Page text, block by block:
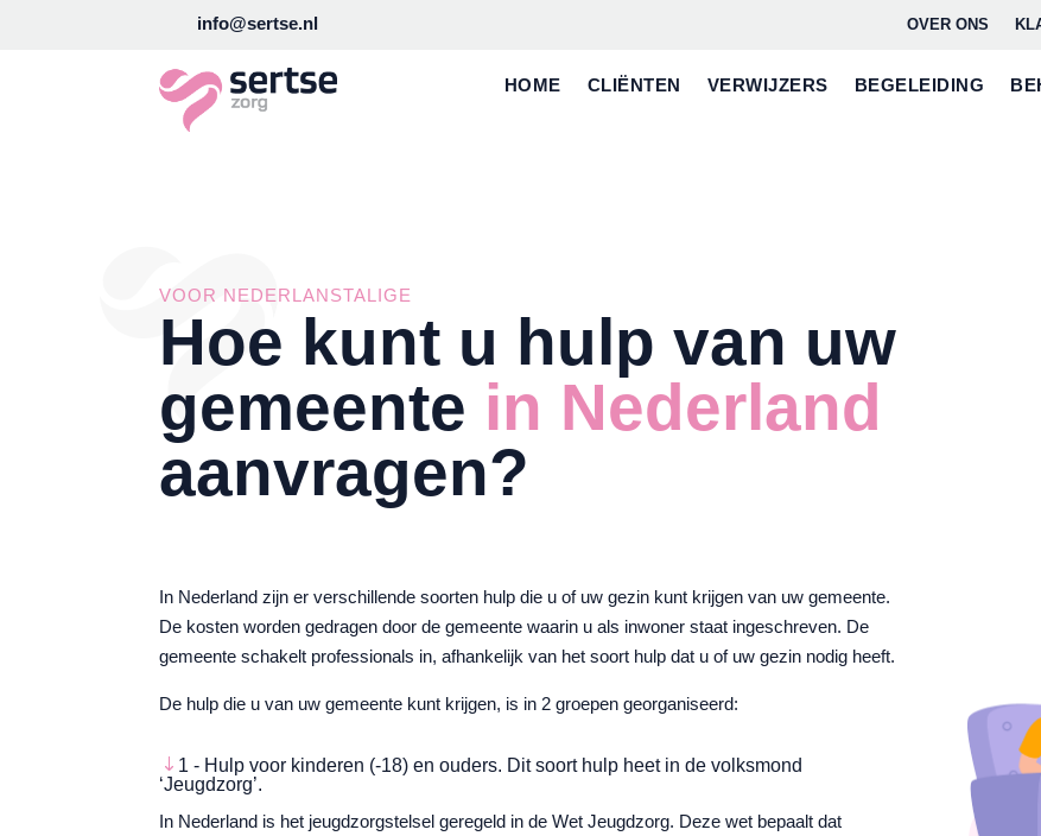
info@sertse.nl OVER ONS
HOME CLIËNTEN VERWIJZERS BEGELEIDING
VOOR NEDERLANSTALIGE
Hoe kunt u hulp van uw
gemeente in Nederland
aanvragen?
In Nederland zijn er verschillende soorten hulp die u of uw gezin kunt krijgen van uw gemeente.
De kosten worden gedragen door de gemeente waarin u als inwoner staat ingeschreven. De
gemeente schakelt professionals in, afhankelijk van het soort hulp dat u of uw gezin nodig heeft.
De hulp die u van uw gemeente kunt krijgen, is in 2 groepen georganiseerd:
1 - Hulp voor kinderen (-18) en ouders. Dit soort hulp heet in de volksmond
‘Jeugdzorg’.
In Nederland is het jeugdzorgstelsel geregeld in de Wet Jeugdzorg. Deze wet bepaalt dat